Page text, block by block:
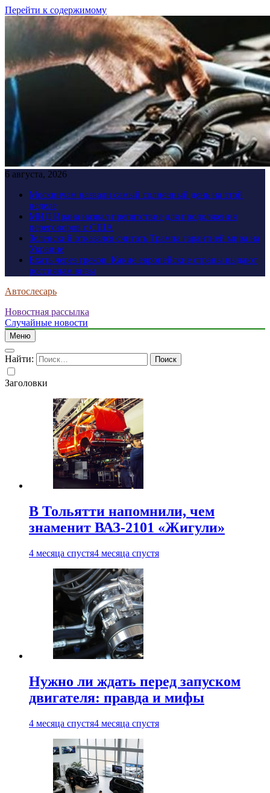
Перейти к содержимому
6 августа, 2026
Москвичам назвали самый солнечный день на этой
неделе
МИД Ирана назвал препятствие для продолжения
переговоров с США
Зеленский отказался считать Трампа гарантией мира на
Украине
Ехать через греков: Какие европейские страны выдают
россиянам визы
Автослесарь
Новостная рассылка
Случайные новости
Меню
Найти:
Заголовки
В Тольятти напомнили, чем
знаменит ВАЗ-2101 «Жигули»
4 месяца спустя4 месяца спустя
Нужно ли ждать перед запуском
двигателя: правда и мифы
4 месяца спустя4 месяца спустя